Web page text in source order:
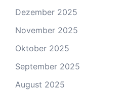
Dezember 2025
November 2025
Oktober 2025
September 2025
August 2025